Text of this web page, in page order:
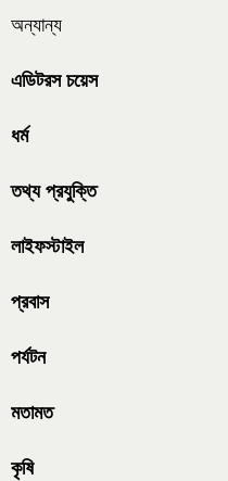
অন্যান্য
এডিটরস চয়েস
ধর্ম
তথ্য প্রযুক্তি
লাইফস্টাইল
প্রবাস
পর্যটন
মতামত
কৃষি